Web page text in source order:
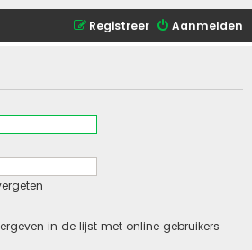
Aanmelden
Registreer
in de lijst met online gebruikers